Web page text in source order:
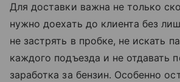
Для доставки важна не только
нужно доехать до клиента без
не застрять в пробке, не искать
каждого подъезда и не отдавать
заработка за бензин. Особенно